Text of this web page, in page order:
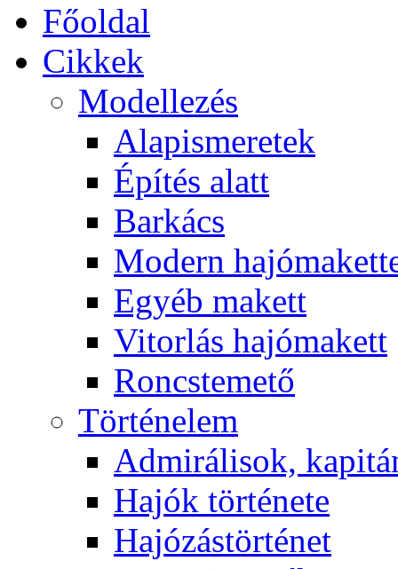
Főoldal
Cikkek
Modellezés
Alapismeretek
Építés alatt
Barkács
Modern
Egyéb makett
Vitorlás hajómakett
Roncstemető
Történelem
Admirálisok,
Hajók története
Hajózástörténet